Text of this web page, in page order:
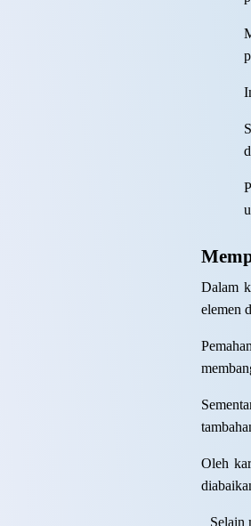
Dalam
elemen
Oleh
Selain